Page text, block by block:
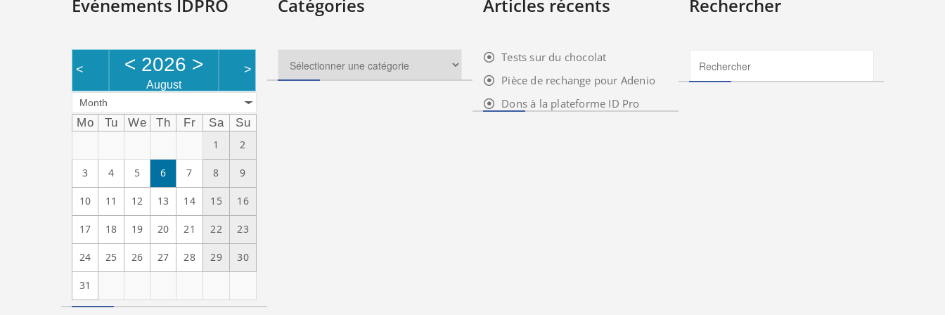
Evénements IDPRO
< < 2026 >
August
>
Month
Mo Tu We Th Fr Sa
Su
1
2
3 4 5 6 7 8 9
10 11 12 13 14 15 16
17 18 19 20 21 22 23
24 25 26 27 28 29 30
31
Catégories Articles récents
Tests sur du chocolat
Pièce de rechange pour Adenio
Dons à la plateforme ID Pro
Rechercher